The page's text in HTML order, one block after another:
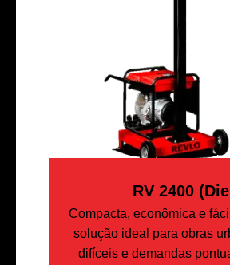
RV 2400
Compacta, econômica e
solução ideal para obras
difíceis e demandas